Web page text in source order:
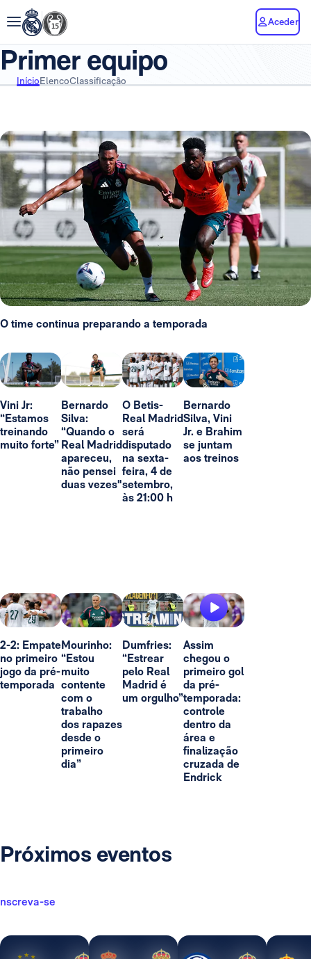
Aceder
Primer equipo
InícioElencoClassificação
O time continua preparando a temporada
Vini Jr:
“Estamos
treinando
muito forte”
Bernardo
Silva:
“Quando o
Real Madrid
apareceu,
não pensei
duas vezes"
O Betis-
Real Madrid
será
disputado
na sexta-
feira, 4 de
setembro,
às 21:00 h
Bernardo
Silva, Vini
Jr. e Brahim
se juntam
aos treinos
2-2: Empate
no primeiro
jogo da pré-
temporada
Mourinho:
“Estou
muito
contente
com o
trabalho
dos rapazes
desde o
primeiro
dia”
Dumfries:
“Estrear
pelo Real
Madrid é
um orgulho”
Assim
chegou o
primeiro gol
da pré-
temporada:
controle
dentro da
área e
finalização
cruzada de
Endrick
Próximos eventos
se